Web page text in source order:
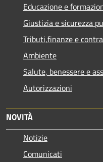
Educazione e
Giustizia e sicurezza
Tributi,finanze e
Ambiente
Salute, benessere e
Autorizzazioni
NOVITÀ
Notizie
Comunicati